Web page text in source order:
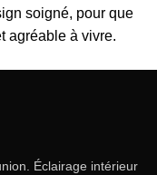
soigné, pour que
agréable à vivre.
Éclairage intérieur